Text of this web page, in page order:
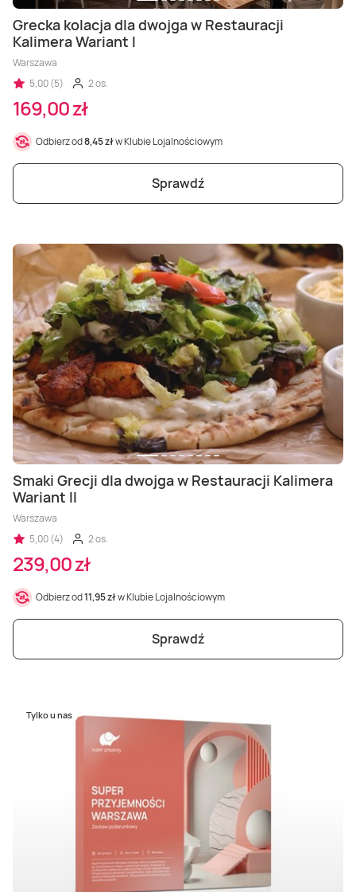
Grecka kolacja dla dwojga w Restauracji
Kalimera Wariant I
Warszawa
5,00 (5)
2 os.
169,00 zł
Odbierz od8,45 złw Klubie Lojalnościowym
Sprawdź
Smaki Grecji dla dwojga w Restauracji Kalimera
Wariant II
Warszawa
5,00 (4)
2 os.
239,00 zł
Odbierz od11,95 złw Klubie Lojalnościowym
Sprawdź
Tylko u nas